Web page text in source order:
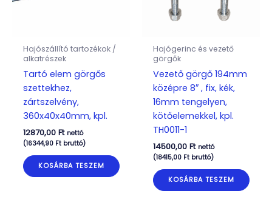
Hajószállító tartozékok /
alkatrészek
Tartó elem görgős
szettekhez,
zártszelvény,
360x40x40mm, kpl.
12870,00 Ft nettó
(16344,90 Ftbruttó)
KOSÁRBA TESZEM
Hajógerinc és vezető
görgők
Vezető görgő 194mm
középre 8″ , fix, kék,
16mm tengelyen,
kötőelemekkel, kpl.
TH0011-1
14500,00 Ft nettó
(18415,00 Ftbruttó)
KOSÁRBA TESZEM